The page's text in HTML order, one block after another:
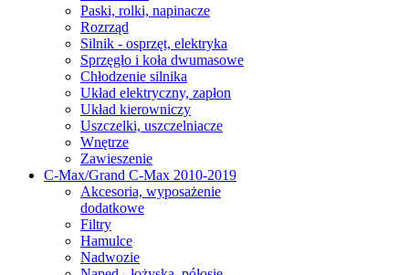
Paski, rolki, napinacze
Rozrząd
Silnik - osprzęt, elektryka
Sprzęgło i koła dwumasowe
Chłodzenie silnika
Układ elektryczny, zapłon
Układ kierowniczy
Uszczelki, uszczelniacze
Wnętrze
Zawieszenie
C-Max/Grand C-Max 2010-2019
Akcesoria, wyposażenie
dodatkowe
Filtry
Hamulce
Nadwozie